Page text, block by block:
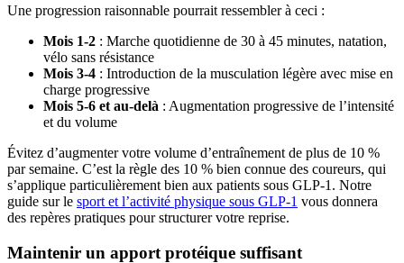
Une progression raisonnable pourrait ressembler à ceci :
Mois 1-2 : Marche quotidienne de 30 à 45 minutes, natation,
vélo sans résistance
Mois 3-4 : Introduction de la musculation légère avec mise en
charge progressive
Mois 5-6 et au-delà : Augmentation progressive de l’intensité
et du volume
Évitez d’augmenter votre volume d’entraînement de plus de 10 %
par semaine. C’est la règle des 10 % bien connue des coureurs, qui
s’applique particulièrement bien aux patients sous GLP-1. Notre
guide sur le sport et l’activité physique sous GLP-1 vous donnera
des repères pratiques pour structurer votre reprise.
Maintenir un apport protéique suffisant